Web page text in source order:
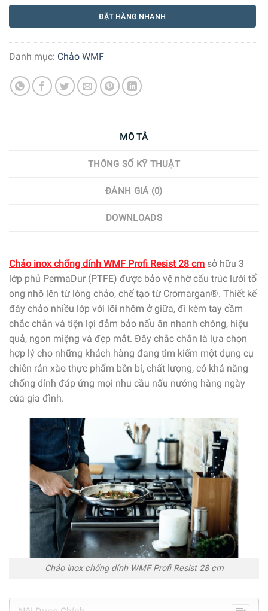
ĐẶT HÀNG NHANH
Danh mục: Chảo WMF
MÔ TẢ
THÔNG SỐ KỸ THUẬT
ĐÁNH GIÁ (0)
DOWNLOADS
Chảo inox chống dính WMF Profi Resist 28 cm sở hữu 3
lớp phủ PermaDur (PTFE) được bảo vệ nhờ cấu trúc lưới tổ
ong nhô lên từ lòng chảo, chế tạo từ Cromargan®. Thiết kế
đáy chảo nhiều lớp với lõi nhôm ở giữa, đi kèm tay cầm
chắc chắn và tiện lợi đảm bảo nấu ăn nhanh chóng, hiệu
quả, ngon miệng và đẹp mắt. Đây chắc chắn là lựa chọn
hợp lý cho những khách hàng đang tìm kiếm một dụng cụ
chiên rán xào thực phẩm bền bỉ, chất lượng, có khả năng
chống dính đáp ứng mọi nhu cầu nấu nướng hàng ngày
của gia đình.
Chảo inox chống dính WMF Profi Resist 28 cm